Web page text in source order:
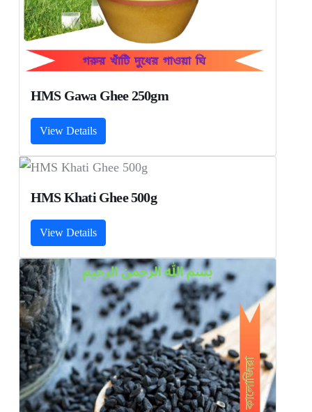
HMS Gawa Ghee 250gm
View Details
HMS Khati Ghee 500g
View Details